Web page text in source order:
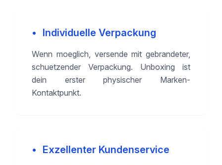
• Individuelle Verpackung
Wenn moeglich, versende mit gebrandeter,
schuetzender Verpackung. Unboxing ist
dein erster physischer Marken-
Kontaktpunkt.
• Exzellenter Kundenservice